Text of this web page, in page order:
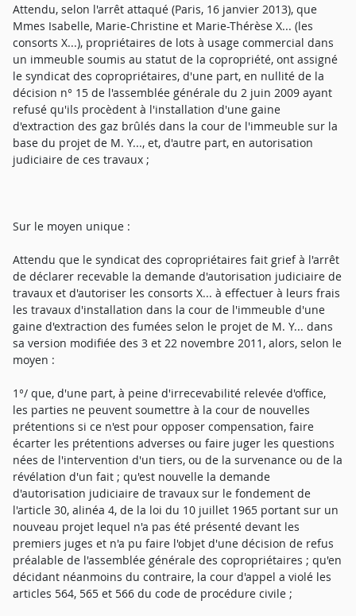
Attendu, selon l'arrêt attaqué (Paris, 16 janvier 2013), que
Mmes Isabelle, Marie-Christine et Marie-Thérèse X... (les
consorts X...), propriétaires de lots à usage commercial dans
un immeuble soumis au statut de la copropriété, ont assigné
le syndicat des copropriétaires, d'une part, en nullité de la
décision n° 15 de l'assemblée générale du 2 juin 2009 ayant
refusé qu'ils procèdent à l'installation d'une gaine
d'extraction des gaz brûlés dans la cour de l'immeuble sur la
base du projet de M. Y..., et, d'autre part, en autorisation
judiciaire de ces travaux ;
Sur le moyen unique :
Attendu que le syndicat des copropriétaires fait grief à l'arrêt
de déclarer recevable la demande d'autorisation judiciaire de
travaux et d'autoriser les consorts X... à effectuer à leurs frais
les travaux d'installation dans la cour de l'immeuble d'une
gaine d'extraction des fumées selon le projet de M. Y... dans
sa version modifiée des 3 et 22 novembre 2011, alors, selon le
moyen :
1°/ que, d'une part, à peine d'irrecevabilité relevée d'office,
les parties ne peuvent soumettre à la cour de nouvelles
prétentions si ce n'est pour opposer compensation, faire
écarter les prétentions adverses ou faire juger les questions
nées de l'intervention d'un tiers, ou de la survenance ou de la
révélation d'un fait ; qu'est nouvelle la demande
d'autorisation judiciaire de travaux sur le fondement de
l'article 30, alinéa 4, de la loi du 10 juillet 1965 portant sur un
nouveau projet lequel n'a pas été présenté devant les
premiers juges et n'a pu faire l'objet d'une décision de refus
préalable de l'assemblée générale des copropriétaires ; qu'en
décidant néanmoins du contraire, la cour d'appel a violé les
articles 564, 565 et 566 du code de procédure civile ;